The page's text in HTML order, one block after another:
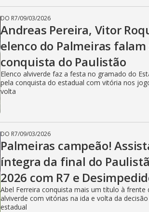
DO R7/09/03/2026
Andreas Pereira, Vitor
elenco do Palmeiras falam
conquista do Paulistão
Elenco alviverde faz a festa no gramado do
pela conquista do estadual com vitória nos
volta
DO R7/09/03/2026
Palmeiras campeão!
íntegra da final do
2026 com R7 e
Abel Ferreira conquista mais um título à frente
alviverde com vitórias na ida e volta da
estadual